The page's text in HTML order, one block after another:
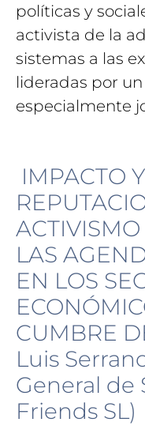
políticas y
activista de la
sistemas a las
lideradas por
especialmente
IMPACTO
LAS
EN LOS
CUMBRE
Luis
General de
Friends SL)